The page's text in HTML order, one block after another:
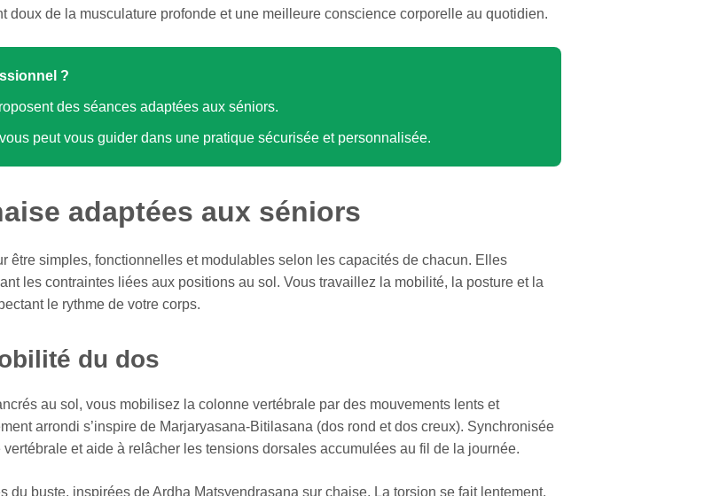
doux de la musculature profonde et une meilleure conscience corporelle au quotidien.
?
des séances adaptées aux séniors.
peut vous guider dans une pratique sécurisée et personnalisée.
adaptées aux séniors
être simples, fonctionnelles et modulables selon les capacités de chacun. Elles
les contraintes liées aux positions au sol. Vous travaillez la mobilité, la posture et la
le rythme de votre corps.
du dos
au sol, vous mobilisez la colonne vertébrale par des mouvements lents et
arrondi s’inspire de Marjaryasana-Bitilasana (dos rond et dos creux). Synchronisée
et aide à relâcher les tensions dorsales accumulées au fil de la journée.
buste, inspirées de Ardha Matsyendrasana sur chaise. La torsion se fait lentement,